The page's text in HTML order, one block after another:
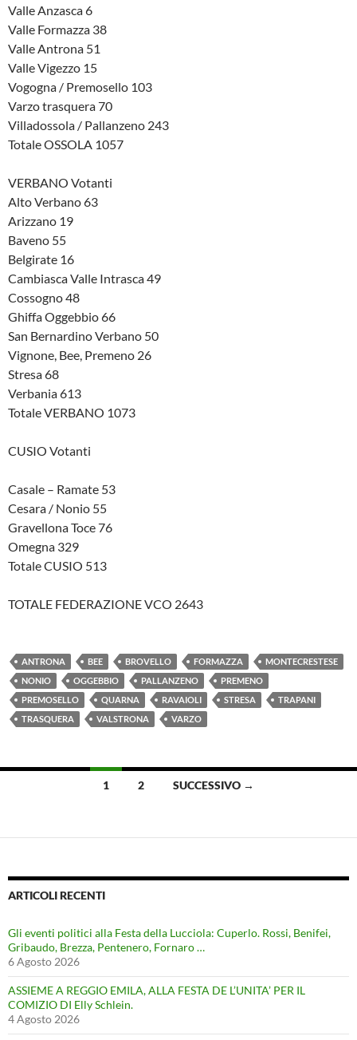
Valle Anzasca 6
Valle Formazza 38
Valle Antrona 51
Valle Vigezzo 15
Vogogna / Premosello 103
Varzo trasquera 70
Villadossola / Pallanzeno 243
Totale OSSOLA 1057
VERBANO Votanti
Alto Verbano 63
Arizzano 19
Baveno 55
Belgirate 16
Cambiasca Valle Intrasca 49
Cossogno 48
Ghiffa Oggebbio 66
San Bernardino Verbano 50
Vignone, Bee, Premeno 26
Stresa 68
Verbania 613
Totale VERBANO 1073
CUSIO Votanti
Casale – Ramate 53
Cesara / Nonio 55
Gravellona Toce 76
Omegna 329
Totale CUSIO 513
TOTALE FEDERAZIONE VCO 2643
ANTRONA BEE BROVELLO FORMAZZA
MONTECRESTESE
NONIO
OGGEBBIO PALLANZENO
PREMENO
PREMOSELLO
QUARNA RAVAIOLI STRESA
TRAPANI
TRASQUERA
VALSTRONA VARZO
Navigazione
1 2 SUCCESSIVO →
ARTICOLI RECENTI
Gli eventi politici alla Festa della Lucciola: Cuperlo. Rossi, Benifei,
Gribaudo, Brezza, Pentenero, Fornaro …
6 Agosto 2026
ASSIEME A REGGIO EMILA, ALLA FESTA DE L’UNITA’ PER IL
COMIZIO DI Elly Schlein.
4 Agosto 2026